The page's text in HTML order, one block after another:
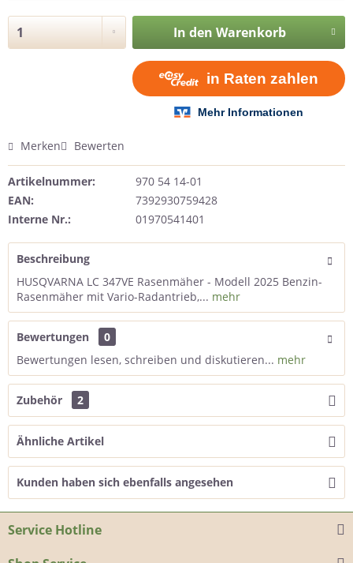
In den Warenkorb
Merken Bewerten
Artikelnummer:
970 54 14-01
EAN:
7392930759428
Interne Nr.:
01970541401
Beschreibung
HUSQVARNA LC 347VE Rasenmäher - Modell 2025 Benzin-
Rasenmäher mit Vario-Radantrieb,... mehr
Bewertungen
0
Bewertungen lesen, schreiben und diskutieren... mehr
Zubehör 2
Ähnliche Artikel
Kunden haben sich ebenfalls angesehen
Service Hotline